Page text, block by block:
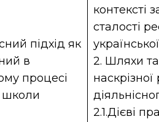
підхід як
в
процесі
школи
контексті
сталості
2. Шляхи
наскрізної
2.1.Дієві